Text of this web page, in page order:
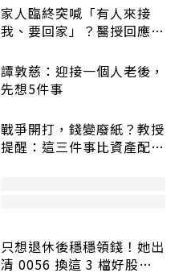
家人臨終突喊「有人來接
我、要回家」？醫授回應方
譚敦慈：迎接一個人老後，
先想5件事
戰爭開打，錢變廢紙？教授
提醒：這三件事比資產配置
只想退休後穩穩領錢！她出
清 0056 換這 3 檔好股：